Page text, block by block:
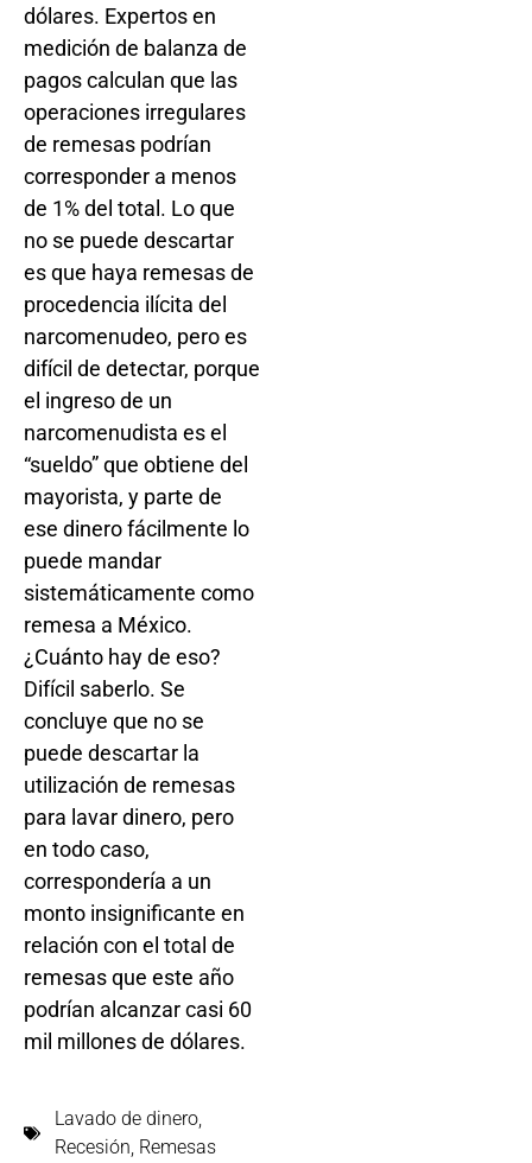
dólares. Expertos en
medición de balanza de
pagos calculan que las
operaciones irregulares
de remesas podrían
corresponder a menos
de 1% del total. Lo que
no se puede descartar
es que haya remesas de
procedencia ilícita del
narcomenudeo, pero es
difícil de detectar, porque
el ingreso de un
narcomenudista es el
“sueldo” que obtiene del
mayorista, y parte de
ese dinero fácilmente lo
puede mandar
sistemáticamente como
remesa a México.
¿Cuánto hay de eso?
Difícil saberlo. Se
concluye que no se
puede descartar la
utilización de remesas
para lavar dinero, pero
en todo caso,
correspondería a un
monto insignificante en
relación con el total de
remesas que este año
podrían alcanzar casi 60
mil millones de dólares.
Lavado de dinero,
Recesión, Remesas